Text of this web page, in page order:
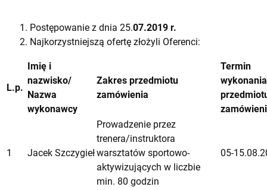
Postępowanie z dnia 25.07.2019 r.
Najkorzystniejszą ofertę złożyli Oferenci:
L.p.
Imię i
nazwisko/
Nazwa
wykonawcy
Zakres przedmiotu
zamówienia
Termin
wykonania
1 Jacek Szczygieł
Prowadzenie przez
trenera/instruktora
warsztatów sportowo-
aktywizujących w liczbie
min. 80 godzin
05-